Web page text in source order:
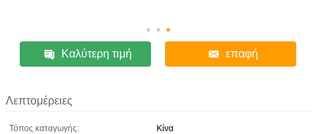
Καλύτερη τιμή επαφή
Λεπτομέρειες
Τόπος καταγωγής:
Κίνα